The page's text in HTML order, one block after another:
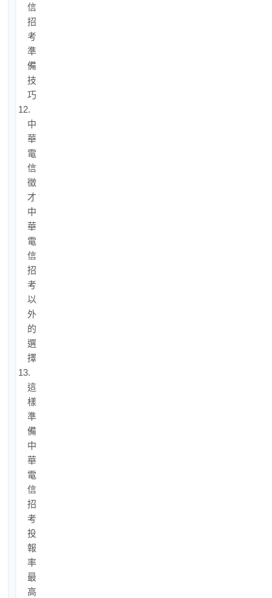
信
招
考
準
備
技
巧
12.
中
華
電
信
徵
才：
中
華
電
信
招
考
以
外
的
選
擇
13.
這
樣
準
備
中
華
電
信
招
考，
投
報
率
最
高！